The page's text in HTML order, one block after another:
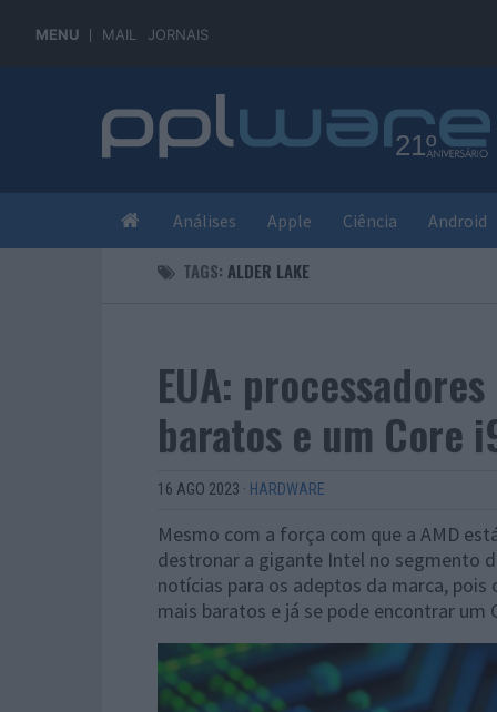
MENU MAIL JORNAIS
Análises Apple Ciência Android
TAGS: ALDER LAKE
EUA:
baratos e um Core
16 AGO 2023 · HARDWARE
Mesmo com a força com que a AMD
destronar a gigante Intel no segmento
notícias para os adeptos da marca, pois
mais baratos e já se pode encontrar um